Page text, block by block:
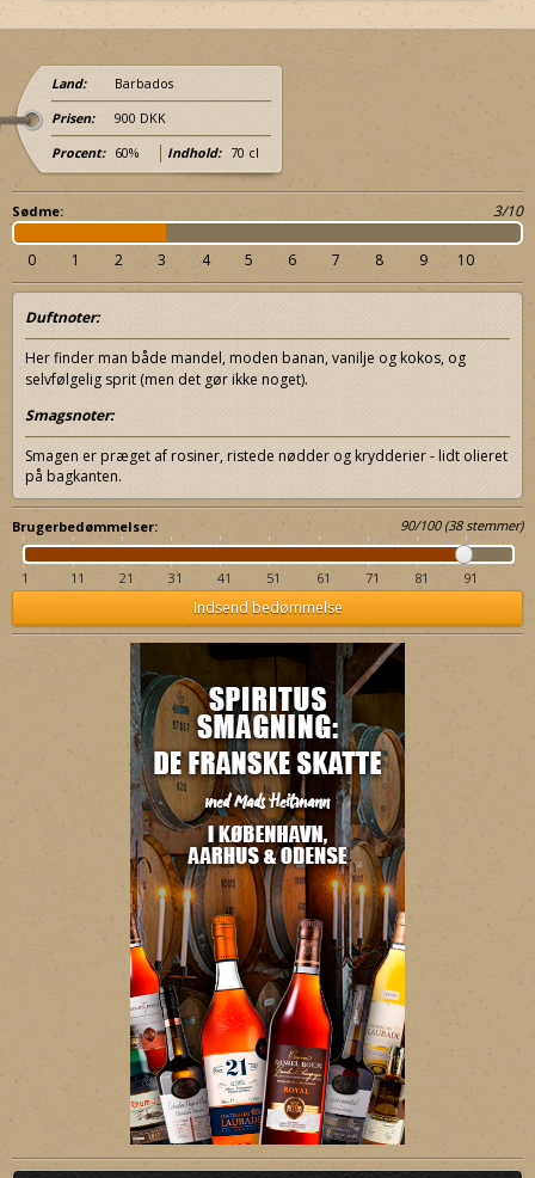
Land: Barbados
Prisen: 900 DKK
Procent: 60% Indhold: 70 cl
Sødme: 3/10
0 1 2 3 4 5 6 7 8 9 10
Duftnoter:
Her finder man både mandel, moden banan, vanilje og kokos, og
selvfølgelig sprit (men det gør ikke noget).
Smagsnoter:
Smagen er præget af rosiner, ristede nødder og krydderier - lidt olieret
på bagkanten.
Brugerbedømmelser: 90/100(38stemmer)
1 11 21 31 41 51 61 71 81 91
Indsend bedømmelse